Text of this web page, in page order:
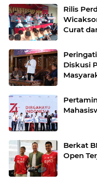
Rilis
Curat
Diskusi
Berkat
Open